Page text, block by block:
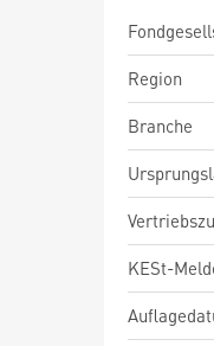
Region
Branche
KESt-